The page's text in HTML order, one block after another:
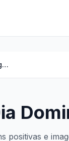
Bom Dia Domingo Mensagens e Imagens
positivas e